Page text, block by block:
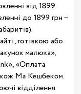
від 1899
до 1899 грн –
готівкою або
малюка»,
«Оплата
Ма Кешбеком.
відділення.